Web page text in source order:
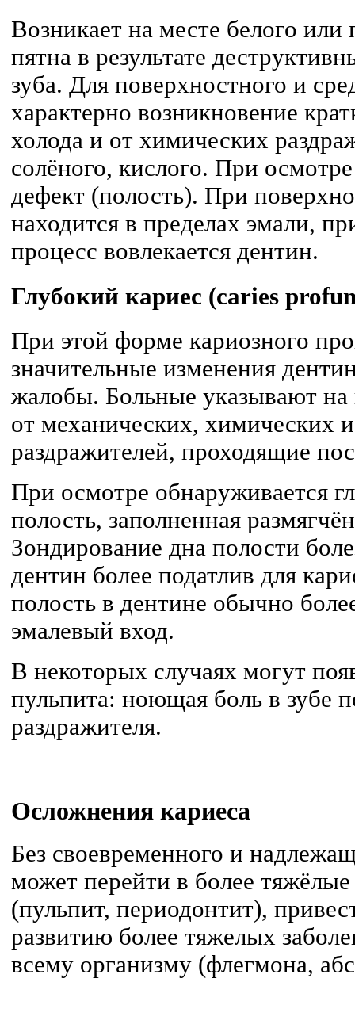
Возникает на месте белого
пятна в результате
зуба. Для поверхностного и
характерно возникновение
холода и от химических
солёного, кислого. При
дефект (полость). При
находится в пределах эмали,
процесс вовлекается дентин.
Глубокий кариес (caries
При этой форме кариозного
значительные изменения
жалобы. Больные указывают на
от механических, химических
раздражителей, проходящие
При осмотре обнаруживается
полость, заполненная
Зондирование дна полости
дентин более податлив для
полость в дентине обычно
эмалевый вход.
В некоторых случаях могут
пульпита: ноющая боль в зубе
раздражителя.
Осложнения кариеса
Без своевременного и
может перейти в более
(пульпит, периодонтит),
развитию более тяжелых
всему организму (флегмона,